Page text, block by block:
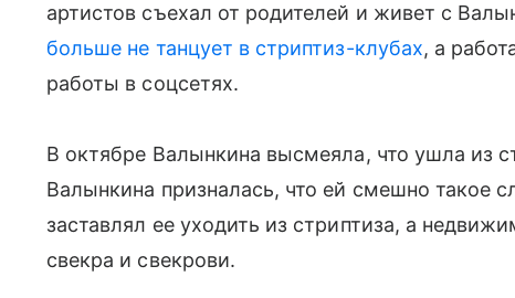
артистов съехал от родителей и живет с
больше не танцует в стриптиз-клубах, а
работы в соцсетях.
В октябре Валынкина высмеяла, что ушла из
Валынкина призналась, что ей смешно такое
заставлял ее уходить из стриптиза, а
свекра и свекрови.